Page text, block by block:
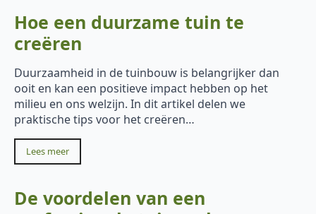
Hoe een duurzame tuin te
creëren
Duurzaamheid in de tuinbouw is belangrijker dan
ooit en kan een positieve impact hebben op het
milieu en ons welzijn. In dit artikel delen we
praktische tips voor het creëren…
Lees meer
De voordelen van een